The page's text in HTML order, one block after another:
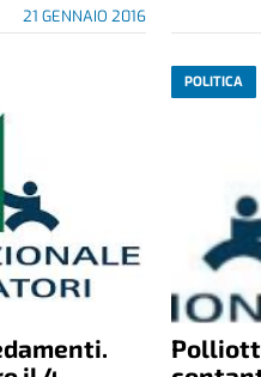
21 GENNAIO 2016
POLITICA